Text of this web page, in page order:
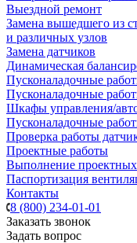
Выездной ремонт
Замена вышедшего из
и различных узлов
Замена датчиков
Динамическая
Пусконаладочные
Пусконаладочные
Шкафы управления/
Пусконаладочные
Проверка работы
Проектные работы
Выполнение проектных
Паспортизация
Контакты
8 (800) 234-01-01
Заказать звонок
Задать вопрос